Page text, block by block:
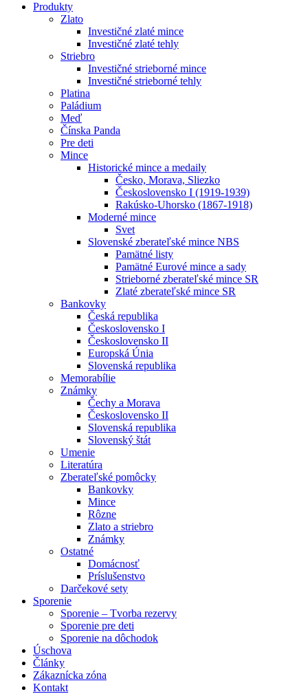
Produkty
Zlato
Investičné zlaté mince
Investičné zlaté tehly
Striebro
Investičné strieborné mince
Investičné strieborné tehly
Platina
Paládium
Meď
Čínska Panda
Pre deti
Mince
Historické mince a medaily
Česko, Morava, Sliezko
Československo I (1919-1939)
Rakúsko-Uhorsko (1867-1918)
Moderné mince
Svet
Slovenské zberateľské mince NBS
Pamätné listy
Pamätné Eurové mince a sady
Strieborné zberateľské mince SR
Zlaté zberateľské mince SR
Bankovky
Česká republika
Československo I
Československo II
Europská Únia
Slovenská republika
Memorabílie
Známky
Čechy a Morava
Československo II
Slovenská republika
Slovenský štát
Umenie
Literatúra
Zberateľské pomôcky
Bankovky
Mince
Rôzne
Zlato a striebro
Známky
Ostatné
Domácnosť
Príslušenstvo
Darčekové sety
Sporenie
Sporenie – Tvorba rezervy
Sporenie pre deti
Sporenie na dôchodok
Úschova
Články
Zákaznícka zóna
Kontakt